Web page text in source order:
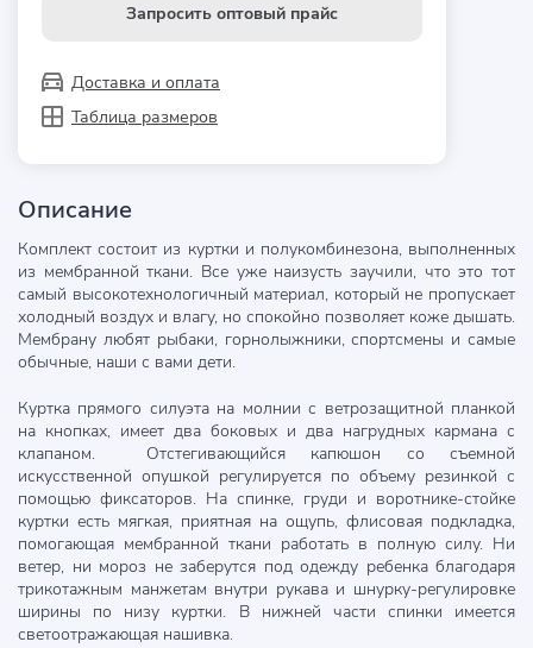
Запросить оптовый прайс
Доставка и оплата
Таблица размеров
Описание
Комплект состоит из куртки и полукомбинезона, выполненных
из мембранной ткани. Все уже наизусть заучили, что это тот
самый высокотехнологичный материал, который не пропускает
холодный воздух и влагу, но спокойно позволяет коже дышать.
Мембрану любят рыбаки, горнолыжники, спортсмены и самые
обычные, наши с вами дети.
Куртка прямого силуэта на молнии с ветрозащитной планкой
на кнопках, имеет два боковых и два нагрудных кармана с
клапаном. Отстегивающийся капюшон со съемной
искусственной опушкой регулируется по объему резинкой с
помощью фиксаторов. На спинке, груди и воротнике-стойке
куртки есть мягкая, приятная на ощупь, флисовая подкладка,
помогающая мембранной ткани работать в полную силу. Ни
ветер, ни мороз не заберутся под одежду ребенка благодаря
трикотажным манжетам внутри рукава и шнурку-регулировке
ширины по низу куртки. В нижней части спинки имеется
светоотражающая нашивка.